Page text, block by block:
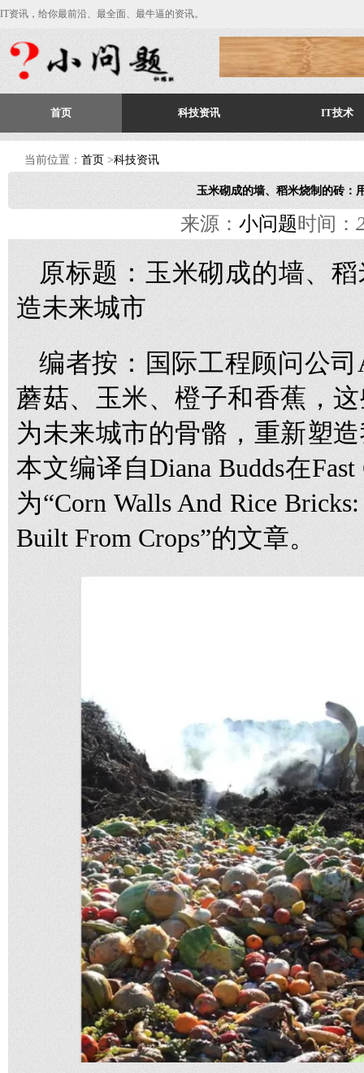
IT资讯，给你最前沿、最全面、最牛逼的资讯。
首页 科技资讯 IT技术
当前位置： 首页 >科技资讯
玉米砌成的墙、稻米烧制的砖：
来源： 小问题时间：
原标题：玉米砌成的墙、
造未来城市
编者按：国际工程顾问公
蘑菇、玉米、橙子和香蕉，
为未来城市的骨骼，重新塑
本文编译自Diana Budds在
为“Corn Walls And Rice
Built From Crops”的文章。